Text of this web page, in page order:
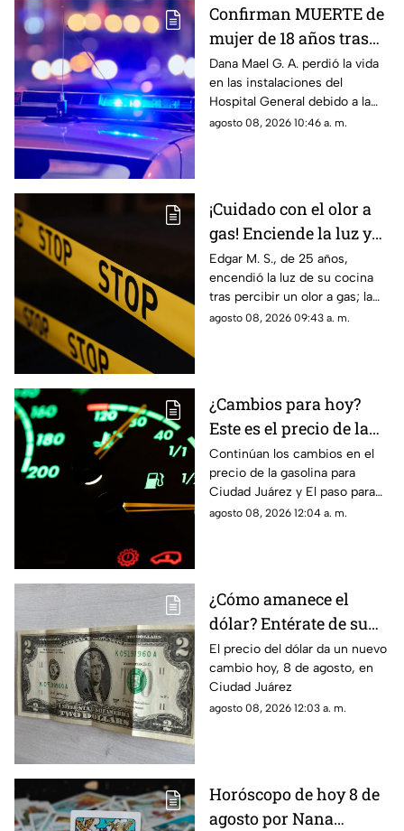
Confirman MUERTE de
mujer de 18 años tras
ser atropellada en
Ciudad Juárez
Dana Mael G. A. perdió la vida
en las instalaciones del
Hospital General debido a la
gravedad de las lesiones
agosto 08, 2026 10:46 a. m.
¡Cuidado con el olor a
gas! Enciende la luz y
genera explosión en
vivienda de Ciudad
Juárez
Edgar M. S., de 25 años,
encendió la luz de su cocina
tras percibir un olor a gas; la
chispante detonación le
agosto 08, 2026 09:43 a. m.
¿Cambios para hoy?
Este es el precio de la
gasolina para Ciudad
Juárez y El Paso
Continúan los cambios en el
precio de la gasolina para
Ciudad Juárez y El paso para
hoy, 8 de agosto
agosto 08, 2026 12:04 a. m.
¿Cómo amanece el
dólar? Entérate de su
precio hoy, 8 de agosto,
en Ciudad Juárez
El precio del dólar da un nuevo
cambio hoy, 8 de agosto, en
Ciudad Juárez
agosto 08, 2026 12:03 a. m.
Horóscopo de hoy 8 de
agosto por Nana